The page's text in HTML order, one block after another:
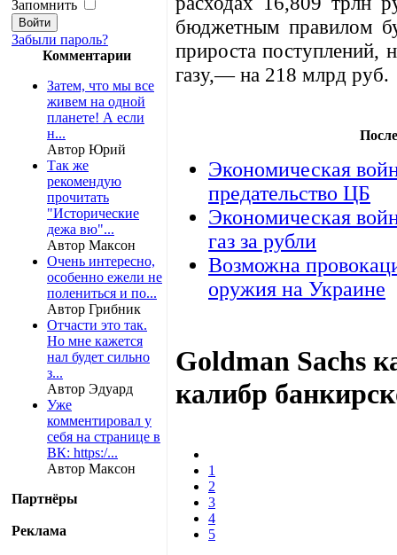
Запомнить
Забыли пароль?
Комментарии
Затем, что мы все
живем на одной
планете! А если
н...
Автор Юрий
Так же
рекомендую
прочитать
"Исторические
дежа вю"...
Автор Максон
Очень интересно,
особенно ежели не
полениться и по...
Автор Грибник
Отчасти это так.
Но мне кажется
нал будет сильно
з...
Автор Эдуард
Уже
комментировал у
себя на странице в
ВК: https:/...
Автор Максон
Партнёры
Реклама
бюджетным правилом
прироста
газу,— на 218 млрд руб.
Экономическая
предательство ЦБ
Экономическая
газ за рубли
Возможна
оружия на Украине
Goldman Sachs
калибр
1
2
3
4
5